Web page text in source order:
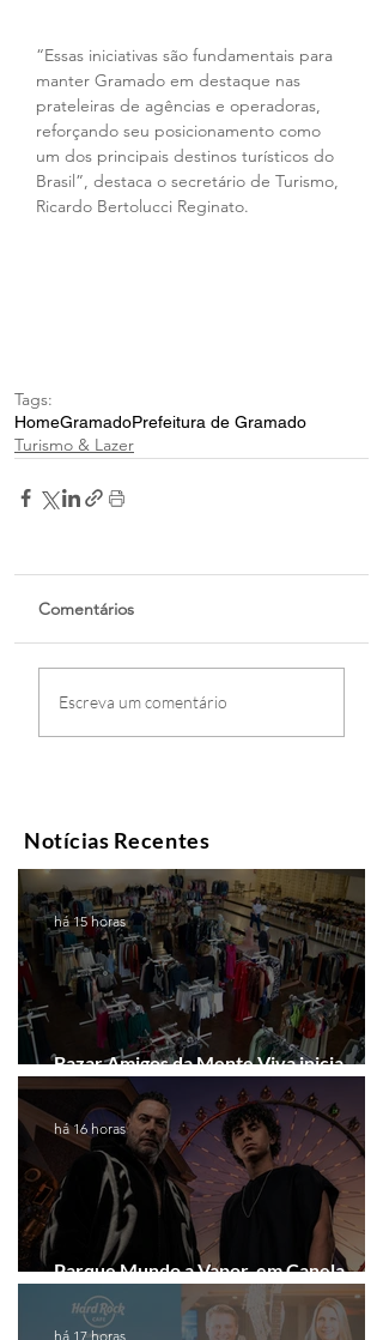
“Essas iniciativas são fundamentais para
manter Gramado em destaque nas
prateleiras de agências e operadoras,
reforçando seu posicionamento como
um dos principais destinos turísticos do
Brasil”, destaca o secretário de Turismo,
Ricardo Bertolucci Reginato.
Tags:
HomeGramadoPrefeitura de Gramado
Turismo & Lazer
Comentários
Escreva um comentário
Notícias Recentes
Bazar Amigos da Mente Viva inicia
arrecadação em Gramado e Canela
há 15 horas
Parque Mundo a Vapor, em Canela,
recebe festival eletrônico em agosto
há 16 horas
há 17 horas